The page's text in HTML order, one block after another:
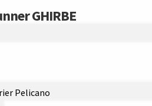
GHIRBE
Pelicano